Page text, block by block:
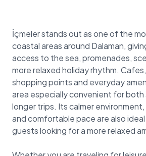
İçmeler stands out as one of the
coastal areas around Dalaman,
access to the sea, promenades,
more relaxed holiday rhythm.
shopping points and everyday
area especially convenient for both
longer trips. Its calmer
and comfortable pace are also
guests looking for a more relaxed